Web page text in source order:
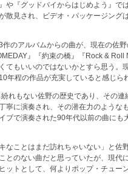
や『グッドバイからはじめよう』で
散見され、ビデオ・パッケージング
のアルバムからの曲が、現在の佐
』『約束の橋』『Rock & Roll
てもいいのではないかとすら思う。
年程の作品が充実していると感じら
れもない佐野の歴史であり、その連
寧に演奏され、その潜在力のような
ブで演奏された90年代以前の曲にも
なことはまだ訪れちゃいない」と佐
とのない曲だと思っていたが、現代
ットとして、何よりポップ・チュー